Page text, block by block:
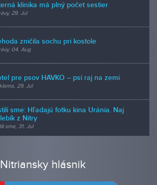
klinika má plný počet sestier
29. Jul
zničila sochu pri kostole
04. Aug
pre psov HAVKO – psí raj na zemi
29. Jul
sme: Hľadajú fotku kina Uránia. Naj
z Nitry
sme, 31. Jul
Nitriansky hlásnik